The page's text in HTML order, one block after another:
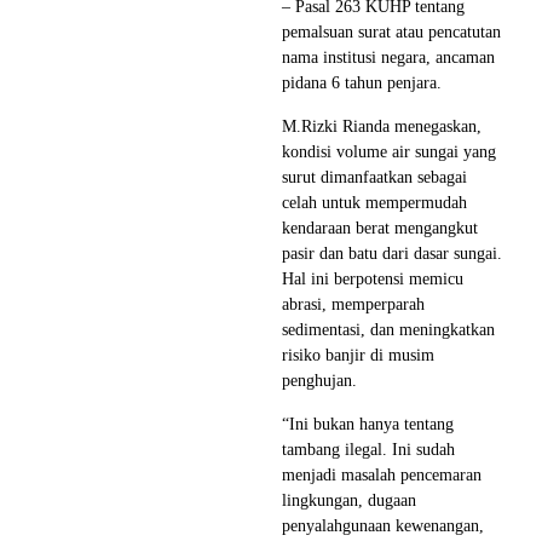
– Pasal 263 KUHP tentang
pemalsuan surat atau pencatutan
nama institusi negara, ancaman
pidana 6 tahun penjara.
M.Rizki Rianda menegaskan,
kondisi volume air sungai yang
surut dimanfaatkan sebagai
celah untuk mempermudah
kendaraan berat mengangkut
pasir dan batu dari dasar sungai.
Hal ini berpotensi memicu
abrasi, memperparah
sedimentasi, dan meningkatkan
risiko banjir di musim
penghujan.
“Ini bukan hanya tentang
tambang ilegal. Ini sudah
menjadi masalah pencemaran
lingkungan, dugaan
penyalahgunaan kewenangan,